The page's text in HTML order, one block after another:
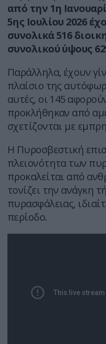
από την 1η
5ης Ιουλίου 2026
συνολικά 516
συνολικού ύψους
Παράλληλα, έχουν
πλαίσιο της
αυτές, οι 145
προκλήθηκαν από
σχετίζονται με
Η Πυροσβεστική
πλειονότητα των
προκαλείται από
τονίζει την ανάγκη
πυρασφάλειας,
περίοδο.